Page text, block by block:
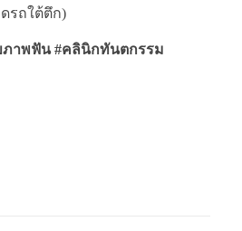
รถใต้ตึก)
ภาพฟัน #คลินิกทันตกรรม